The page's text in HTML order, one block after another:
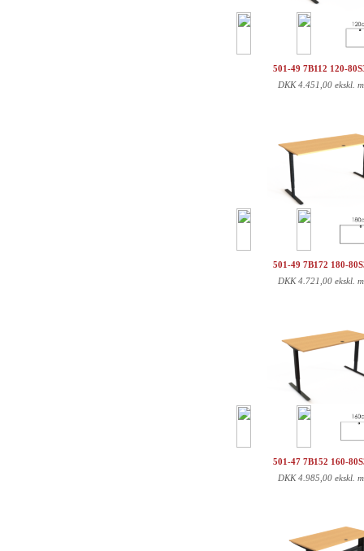
501-49 7B112 120-
DKK4.451,00 ekskl.
501-49 7B172 180-
DKK4.721,00 ekskl.
501-47 7B152 160-
DKK4.985,00 ekskl.